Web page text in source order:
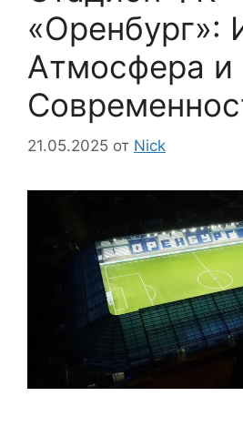
«Оренбург»:
Атмосфера и
21.05.2025 от Nick